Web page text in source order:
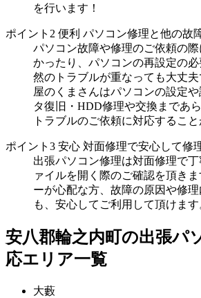
を行います！
ポイント2 便利 パソコン修理と他の故
パソコン故障や修理のご依頼の
かったり、パソコンの再設定の
然のトラブルが重なっても大丈
屋のくまさんはパソコンの設定
タ復旧・HDD修理や交換まであ
トラブルのご依頼に対応すること
ポイント3 安心 対面修理で安心して修
出張パソコン修理は対面修理で
ァイルを開く際のご確認を頂き
ーが心配な方、故障の原因や修
も、安心してご利用して頂けます
安八郡輪之内町の出張パ
応エリア一覧
大藪